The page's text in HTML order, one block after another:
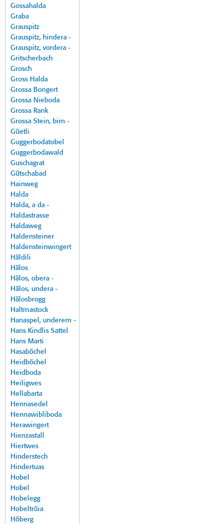
Gossahalda
Graba
Grauspitz
Grauspitz, hindera -
Grauspitz, vordera -
Gritscherbach
Grosch
Gross Halda
Grossa Bongert
Grossa Nieboda
Grossa Rank
Grossa Stein, bim -
Güetli
Guggerbodatobel
Guggerbodawald
Guschagrat
Gütschabad
Hainweg
Halda
Halda, a da -
Haldastrasse
Haldaweg
Haldensteiner
Haldensteinwingert
Häldili
Hälos
Hälos, obera -
Hälos, undera -
Hälosbrogg
Haltmastock
Hanaspel, underem -
Hans Kindlis Sattel
Hans Marti
Hasaböchel
Heidböchel
Heidboda
Heiligwes
Hellabarta
Hennasedel
Hennawibliboda
Herawingert
Hienzastall
Hiertwes
Hinderstech
Hindertuas
Hobel
Hobel
Hobelegg
Hobeltrüia
Höberg